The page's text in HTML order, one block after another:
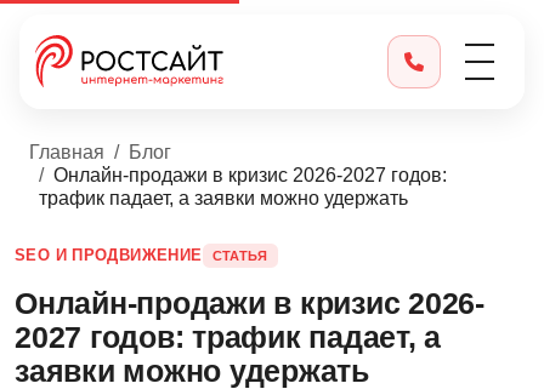
Главная
Блог
Онлайн-продажи в кризис 2026-2027 годов:
трафик падает, а заявки можно удержать
SEO И ПРОДВИЖЕНИЕ СТАТЬЯ
Онлайн-продажи в кризис 2026-
2027 годов: трафик падает, а
заявки можно удержать